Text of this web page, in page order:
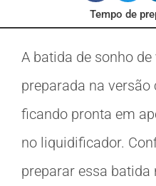
Tempo de
A batida de sonho
preparada na
ficando pronta em
no liquidificador.
preparar essa batida